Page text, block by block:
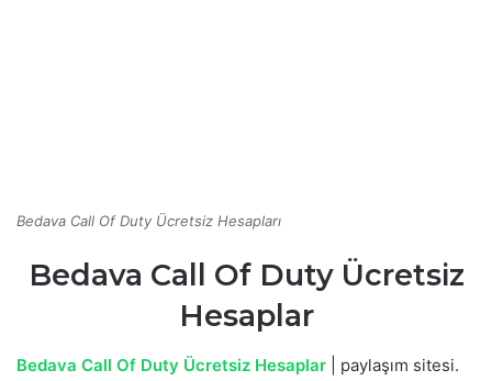
Bedava Call Of Duty Ücretsiz Hesapları
Bedava Call Of Duty Ücretsiz
Hesaplar
Bedava Call Of Duty Ücretsiz Hesaplar | paylaşım sitesi.